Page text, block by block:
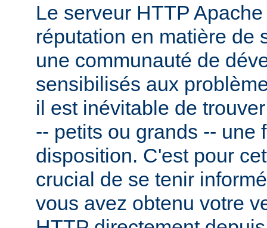
Le serveur HTTP
réputation en matière de
une communauté de
sensibilisés aux
il est inévitable de
-- petits ou grands -- une
disposition. C'est pour
crucial de se tenir
vous avez obtenu votre